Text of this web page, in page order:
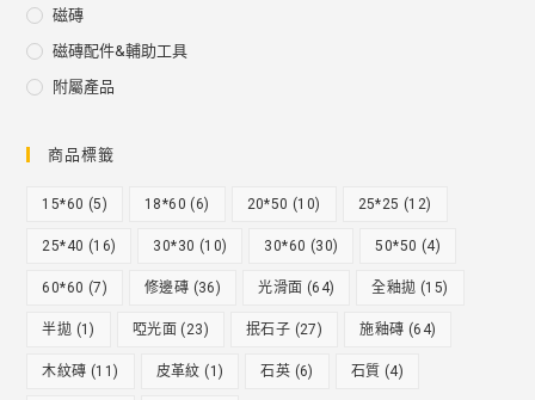
磁磚
磁磚配件&輔助工具
附屬產品
商品標籤
15*60 (5) 18*60 (6) 20*50 (10) 25*25 (12)
25*40 (16) 30*30 (10) 30*60 (30) 50*50 (4)
60*60 (7) 修邊磚 (36) 光滑面 (64) 全釉拋 (15)
半拋 (1) 啞光面 (23) 抿石子 (27) 施釉磚 (64)
木紋磚 (11) 皮革紋 (1) 石英 (6) 石質 (4)